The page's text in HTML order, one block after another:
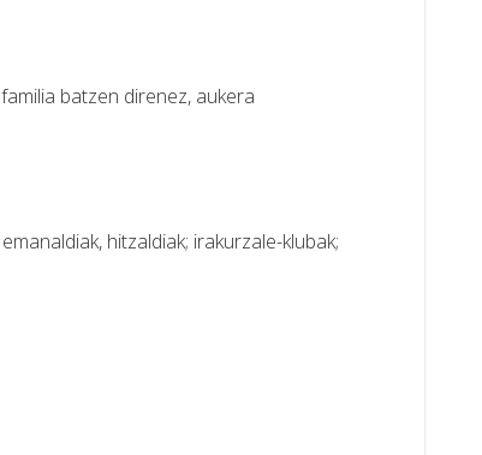
batzen direnez, aukera
hitzaldiak; irakurzale-klubak;